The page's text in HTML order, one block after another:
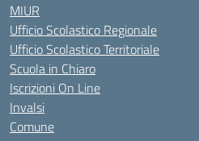
MIUR
Ufficio Scolastico Regionale
Ufficio Scolastico Territoriale
Scuola in Chiaro
Iscrizioni On Line
Invalsi
Comune